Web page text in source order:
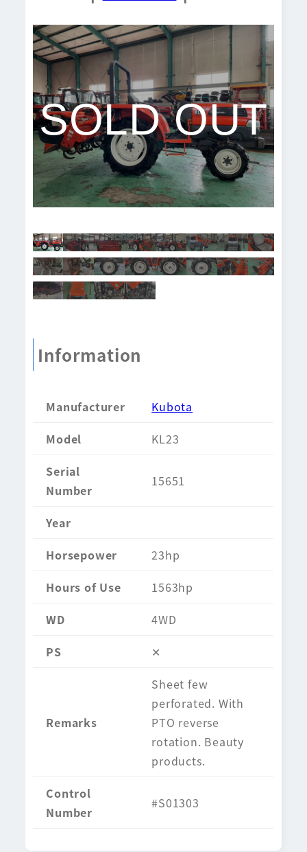
SOLD OUT
Information
Manufacturer
Kubota
Model
KL23
Serial
Number
15651
Year
Horsepower
23hp
Hours of Use
1563hp
WD
4WD
PS
✕
Remarks
Sheet few
perforated. With
PTO reverse
rotation. Beauty
products.
Control
Number
#S01303